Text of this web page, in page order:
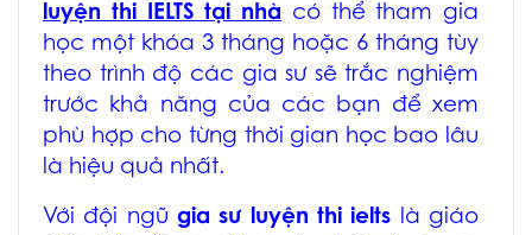
luyện thi IELTS tại nhà có thể tham gia
học một khóa 3 tháng hoặc 6 tháng tùy
theo trình độ các gia sư sẽ trắc nghiệm
trước khả năng của các bạn để xem
phù hợp cho từng thời gian học bao lâu
là hiệu quả nhất.
Với đội ngũ gia sư luyện thi ielts là giáo